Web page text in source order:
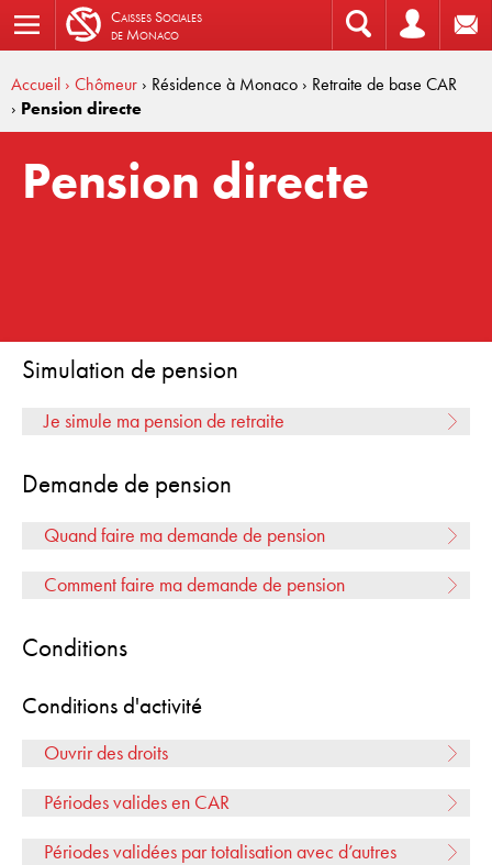
CaissesSociales
de Monaco
Accueil › Chômeur › Résidence à Monaco › Retraite de base CAR
› Pension directe
Pension directe
Simulation de pension
Je simule ma pension de retraite
Demande de pension
Quand faire ma demande de pension
Commentfaire ma demande de pension
Conditions
Conditions d'activité
Ouvrir des droits
Périodes valides en CAR
Périodes validées par totalisation avec d’autres